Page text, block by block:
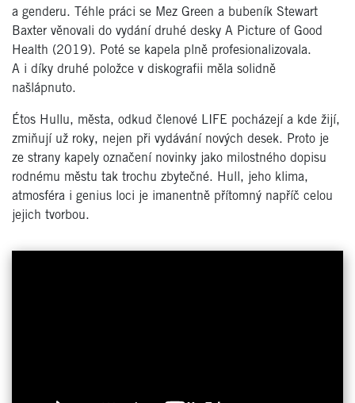
a genderu. Téhle práci se Mez Green a bubeník Stewart
Baxter věnovali do vydání druhé desky A Picture of Good
Health (2019). Poté se kapela plně profesionalizovala.
A i díky druhé položce v diskografii měla solidně
našlápnuto.
Étos Hullu, města, odkud členové LIFE pocházejí a kde žijí,
zmiňují už roky, nejen při vydávání nových desek. Proto je
ze strany kapely označení novinky jako milostného dopisu
rodnému městu tak trochu zbytečné. Hull, jeho klima,
atmosféra i genius loci je imanentně přítomný napříč celou
jejich tvorbou.